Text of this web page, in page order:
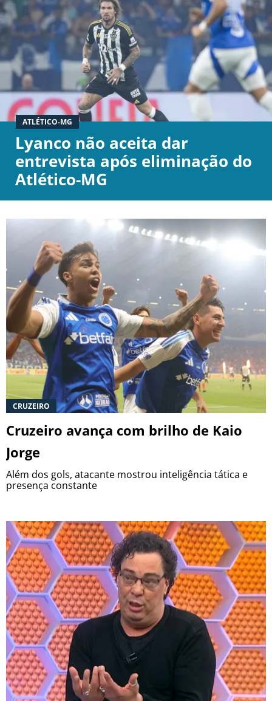
+18 |Jogue com responsabilidade
Aplicam-se os Termos e Condições | Conteúdo
Comercial
ATLÉTICO-MG
Lyanco não aceita dar
entrevista após eliminação do
Atlético-MG
CRUZEIRO
Cruzeiro avança com brilho de Kaio
Jorge
Além dos gols, atacante mostrou inteligência tática e
presença constante